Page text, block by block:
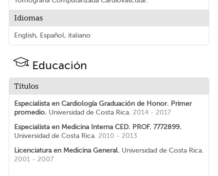
Idiomas
English, Español, italiano
Educación
Títulos
Especialista en Cardiología Graduación de Honor. Primer
promedio. Universidad de Costa Rica. 2014 - 2017
Especialista en Medicina Interna CED. PROF. 7772899.
Universidad de Costa Rica. 2010 - 2013
Licenciatura en Medicina General. Universidad de Costa Rica.
2001 - 2007